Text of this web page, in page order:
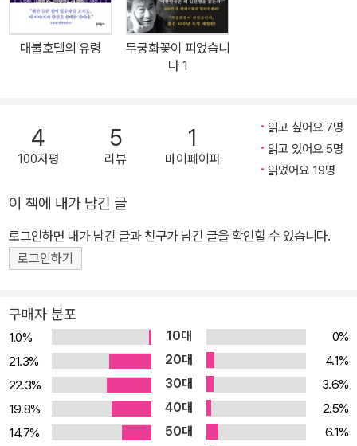
마지막 팬클럽》, 심윤경의 《나의 아름다운 정원》, 장강명의 《표백》,
박서련의 《체공녀 강주룡》, 서수진의 《코리안 티처》 등 한국문학의
와 함께 최근 급부상하는 영페미니스트의 목소리가 구체적으로 담겨
있는 작품이라는 점”과 “처음부터 끝까지 인물과 사건에 대한 집중력
있는 묘사를 유지하면서, 주제를 향해 흔들림 없이 과감하게 직구를
제22회 한겨레문학상에 당선됐다. 누구도 함부로 대할 수 없고, 우습
게 볼 수 없는 사람 상처받지 않고 겁먹지 않는 사람 당신은 ‘다른 사
람’입니까? 《다른 사람》은 우리 주변에 만연해 있는 남녀 또는 사람
가 지켜보아야 할 완전히 새로운 페미니즘 소설이며, 어쩌면 이삼십
대 세대의 첫 페미니즘 소설이라고도 말할 수 있을 것이다. 소설에 등
장하는 여성 인물 대부분은 그 수위가 다를 뿐 성에 관한 다양한 폭력
의 경험을 가졌다. 주제를 부각하기 위한 장치냐는 물음에 작가는 단
호하게 이야기한다. 문학을 위한 설정이 아닌, 우리가 외면해온 주변
의 흔한 상황일 뿐이라고. 소설은 ‘유리’라는 인물을 통해 우리에게 어
대불호텔의 유령
무궁화꽃이 피었습니
다 1
4
100자평
5
리뷰
1
마이페이퍼
읽고 싶어요 7명
읽고 있어요 5명
읽었어요 19명
이 책에 내가 남긴 글
로그인하면 내가 남긴 글과 친구가 남긴 글을 확인할 수 있습니다.
로그인하기
구매자 분포
1.0% 10대
0%
21.3%
20대
4.1%
22.3%
30대
3.6%
19.8%
40대
2.5%
14.7%
50대
6.1%